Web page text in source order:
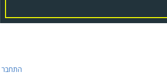
התחבר